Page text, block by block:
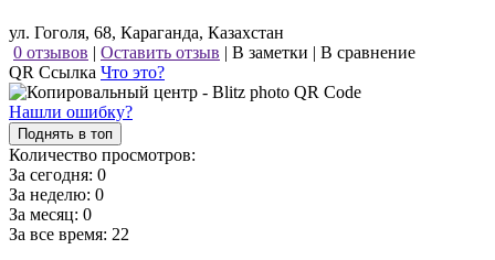
ул. Гоголя, 68, Караганда, Казахстан
0 отзывов | Оставить отзыв | В заметки | В сравнение
QR Ссылка Что это?
Нашли ошибку?
Поднять в топ
Количество просмотров:
За сегодня: 0
За неделю: 0
За месяц: 0
За все время: 22